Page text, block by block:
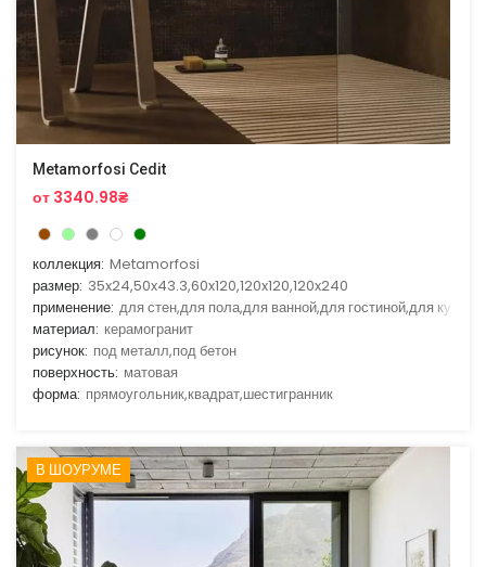
Metamorfosi Cedit
от 3340.98₴
коллекция: Metamorfosi
размер: 35x24,50x43.3,60x120,120x120,120x240
применение: для стен,для пола,для ванной,для гостиной,для кухни
материал: керамогранит
рисунок: под металл,под бетон
поверхность: матовая
форма: прямоугольник,квадрат,шестигранник
В ШОУРУМЕ